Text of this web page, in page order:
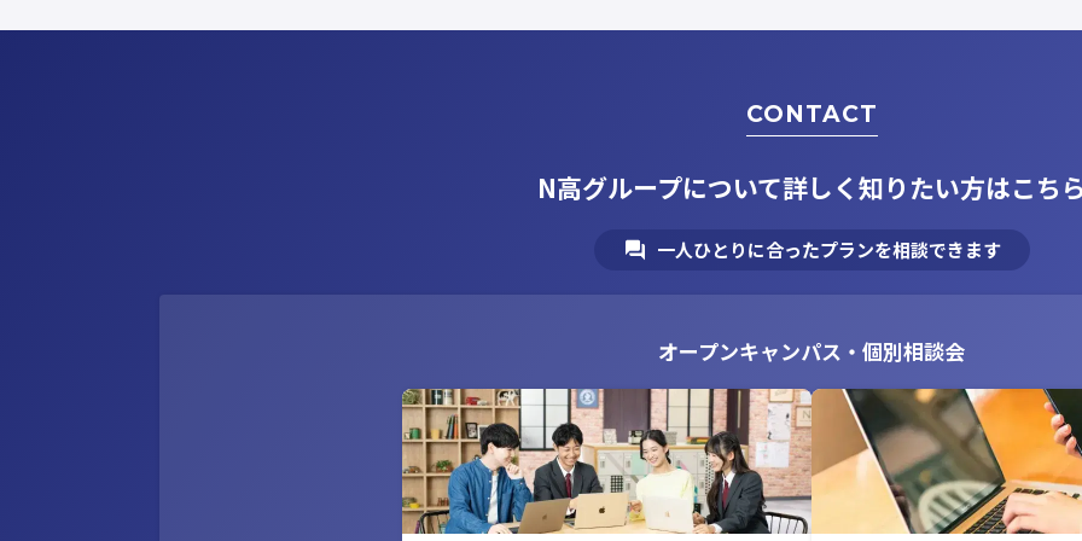
CONTACT
N高グループについて詳しく知りたい方はこち
一人ひとりに合ったプランを相談できます
オープンキャンパス・個別相談会